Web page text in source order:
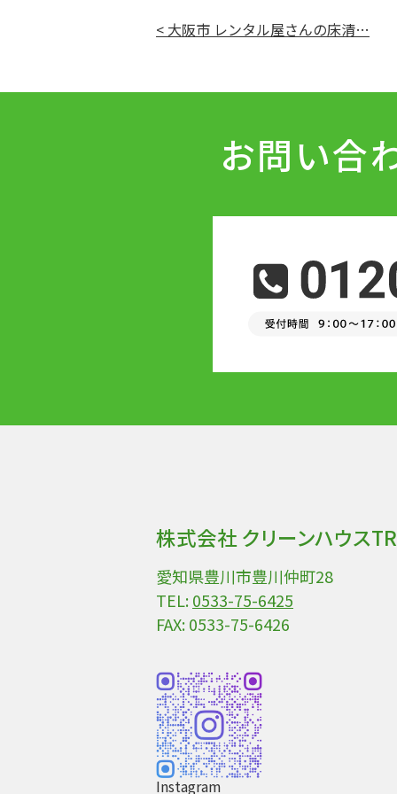
< 大阪市 レンタル屋さんの床清…
お問い合
株式会社 クリーンハウス
愛知県豊川市豊川仲町28
TEL:0533-75-6425
FAX: 0533-75-6426
Instagram